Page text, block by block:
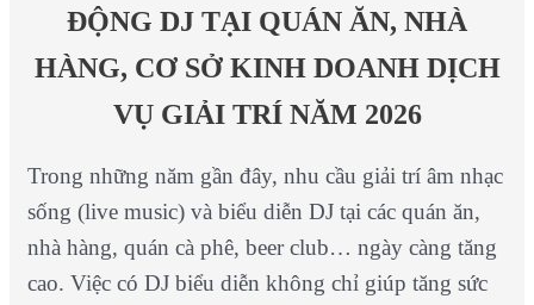
ĐỘNG DJ TẠI QUÁN ĂN, NHÀ
HÀNG, CƠ SỞ KINH DOANH DỊCH
VỤ GIẢI TRÍ NĂM 2026
Trong những năm gần đây, nhu cầu giải trí âm nhạc
sống (live music) và biểu diễn DJ tại các quán ăn,
nhà hàng, quán cà phê, beer club… ngày càng tăng
cao. Việc có DJ biểu diễn không chỉ giúp tăng sức